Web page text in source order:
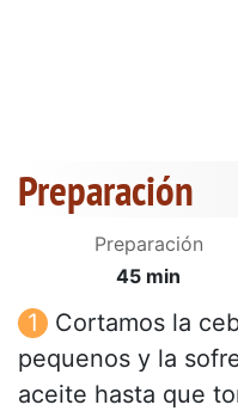
Preparación
Preparación
45 min
Cortamos la
pequenos y la
aceite hasta que